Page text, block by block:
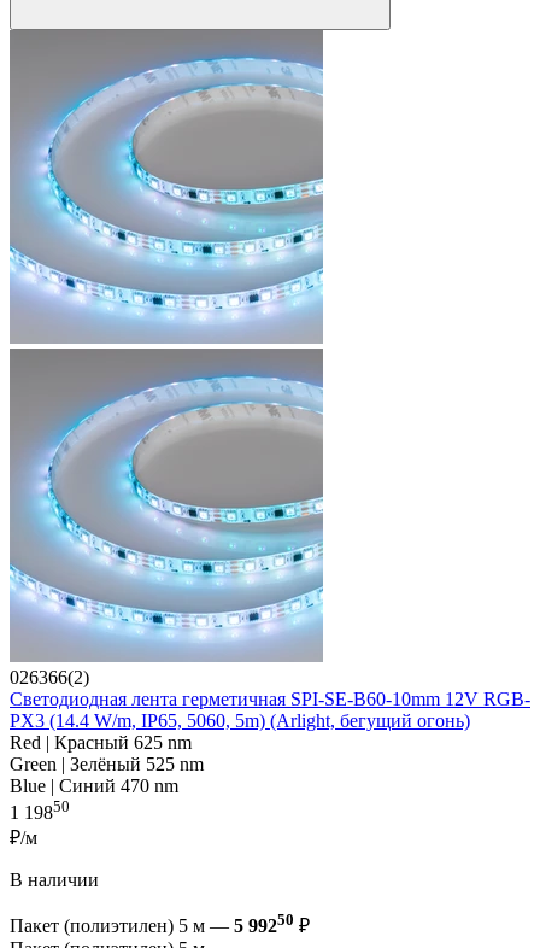
026366(2)
Светодиодная лента герметичная SPI-SE-B60-10mm 12V RGB-
PX3 (14.4 W/m, IP65, 5060, 5m) (Arlight, бегущий огонь)
Red | Красный 625 nm
Green | Зелёный 525 nm
Blue | Синий 470 nm
1 19850
₽/м
В наличии
Пакет (полиэтилен) 5 м — 5 99250 ₽